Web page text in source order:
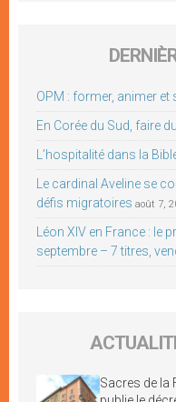
OPM : former, animer
En Corée du Sud, faire
L’hospitalité dans la
Le cardinal Aveline se
défis migratoires août 7,
Léon XIV en France : le
septembre – 7 titres,
Sacres de la